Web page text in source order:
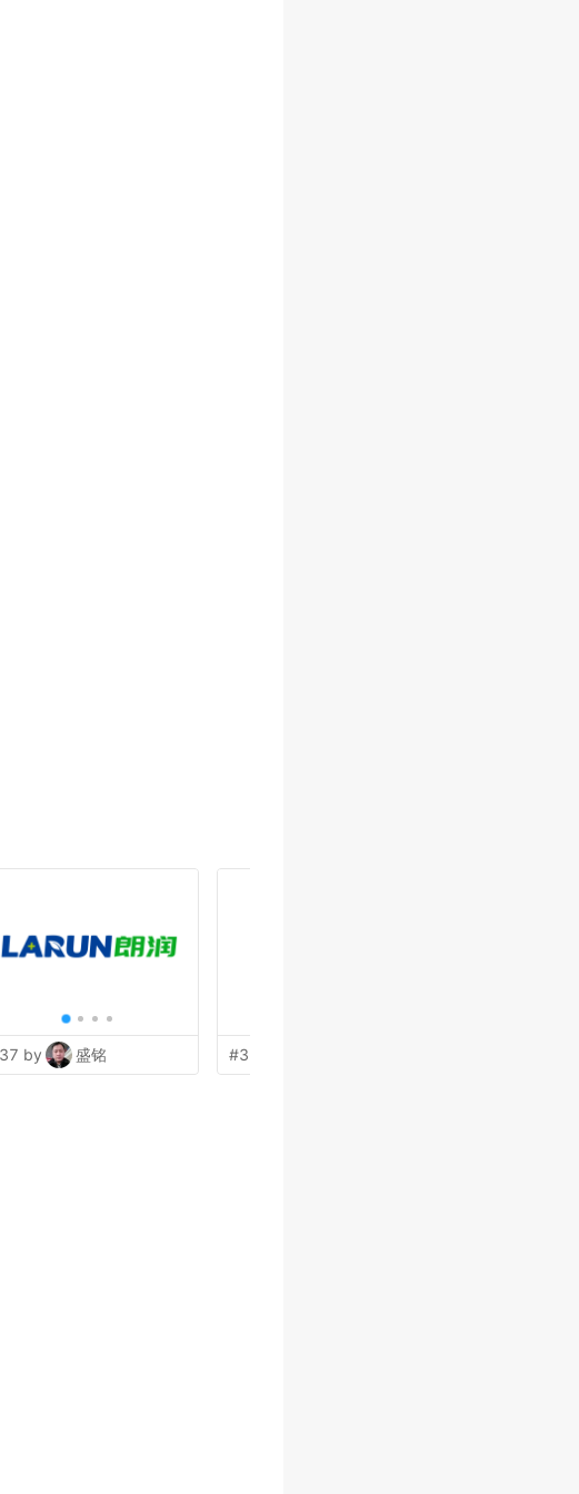
by 盛铭 #36 by